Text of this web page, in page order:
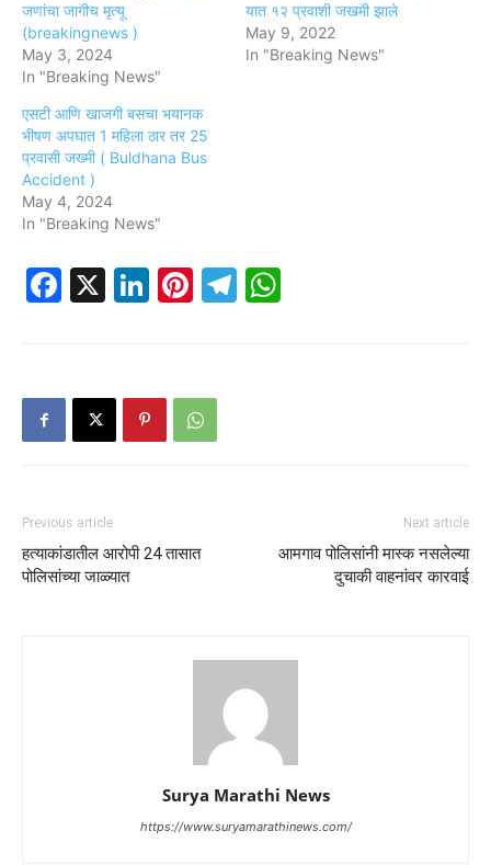
जणांचा जागीच मृत्यू
(breakingnews )
May 3, 2024
In "Breaking News"
यात १२ प्रवाशी जखमी झाले
May 9, 2022
In "Breaking News"
एसटी आणि खाजगी बसचा भयानक
भीषण अपघात 1 महिला ठार तर 25
प्रवासी जख्मी ( Buldhana Bus
Accident )
May 4, 2024
In "Breaking News"
Facebook
X LinkedIn
Pinterest
Telegram
Previous article
हत्याकांडातील आरोपी 24 तासात
पोलिसांच्या जाळ्यात
Next article
आमगाव पोलिसांनी मास्क नसलेल्या
दुचाकी वाहनांवर कारवाई
Surya Marathi News
https://www.suryamarathinews.com/